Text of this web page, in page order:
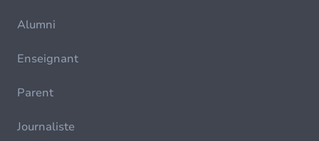
Alumni
Enseignant
Parent
Journaliste